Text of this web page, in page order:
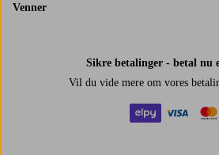
Venner
Sikre betalinger - betal nu
Vil du vide mere om vores